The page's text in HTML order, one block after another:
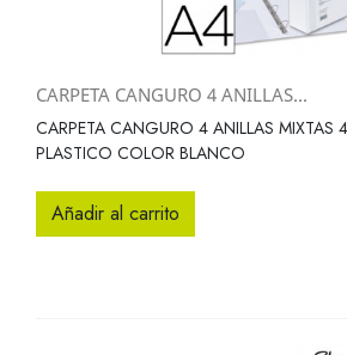
CARPETA CANGURO 4 ANILLAS...
CARPETA CANGURO 4 ANILLAS MIXTAS
PLASTICO COLOR BLANCO
Añadir al carrito